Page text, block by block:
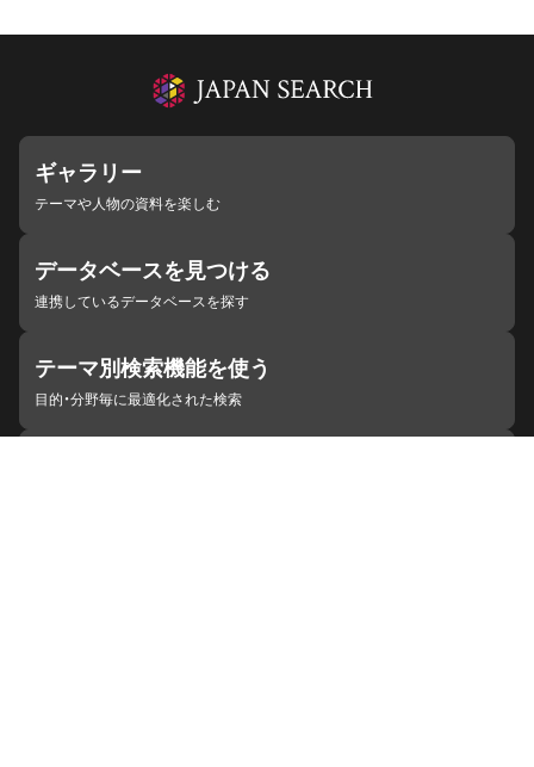
ギャラリー
テーマや人物の資料を楽しむ
データベースを見つける
連携しているデータベースを探す
テーマ別検索機能を使う
目的・分野毎に最適化された検索